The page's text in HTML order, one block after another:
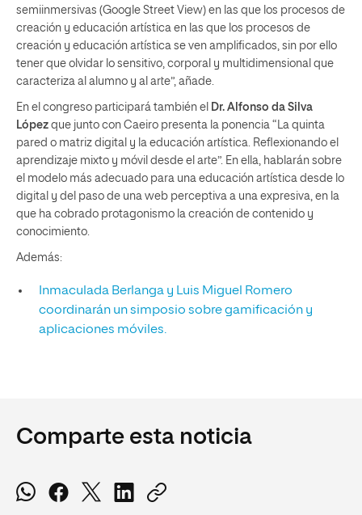
semiinmersivas (Google Street View) en las que los procesos de
creación y educación artística en las que los procesos de
creación y educación artística se ven amplificados, sin por ello
tener que olvidar lo sensitivo, corporal y multidimensional que
caracteriza al alumno y al arte”, añade.
En el congreso participará también el Dr. Alfonso da Silva
López que junto con Caeiro presenta la ponencia “La quinta
pared o matriz digital y la educación artística. Reflexionando el
aprendizaje mixto y móvil desde el arte”. En ella, hablarán sobre
el modelo más adecuado para una educación artística desde lo
digital y del paso de una web perceptiva a una expresiva, en la
que ha cobrado protagonismo la creación de contenido y
conocimiento.
Además:
Inmaculada Berlanga y Luis Miguel Romero
coordinarán un simposio sobre gamificación y
aplicaciones móviles.
Comparte esta noticia